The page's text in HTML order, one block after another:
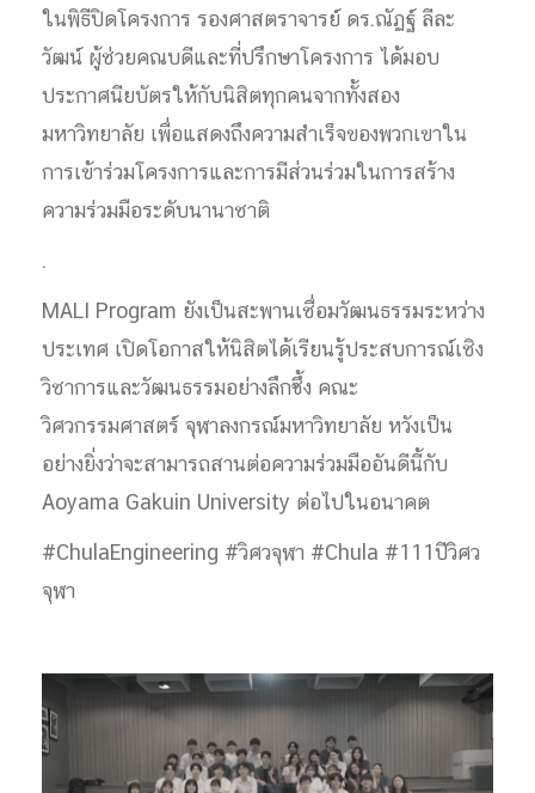
ในพิธีปิดโครงการ รองศาสตราจารย์ ดร.ณัฏฐ์ ลีละ
วัฒน์ ผู้ช่วยคณบดีและที่ปรึกษาโครงการ ได้มอบ
ประกาศนียบัตรให้กับนิสิตทุกคนจากทั้งสอง
มหาวิทยาลัย เพื่อแสดงถึงความสำเร็จของพวกเขาใน
การเข้าร่วมโครงการและการมีส่วนร่วมในการสร้าง
ความร่วมมือระดับนานาชาติ
.
MALI Program ยังเป็นสะพานเชื่อมวัฒนธรรมระหว่าง
ประเทศ เปิดโอกาสให้นิสิตได้เรียนรู้ประสบการณ์เชิง
วิชาการและวัฒนธรรมอย่างลึกซึ้ง คณะ
วิศวกรรมศาสตร์ จุฬาลงกรณ์มหาวิทยาลัย หวังเป็น
อย่างยิ่งว่าจะสามารถสานต่อความร่วมมืออันดีนี้กับ
Aoyama Gakuin University ต่อไปในอนาคต
#ChulaEngineering #วิศวจุฬา #Chula #111ปีวิศว
จุฬา